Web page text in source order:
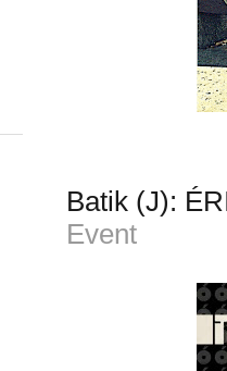
Batik (J):
Event